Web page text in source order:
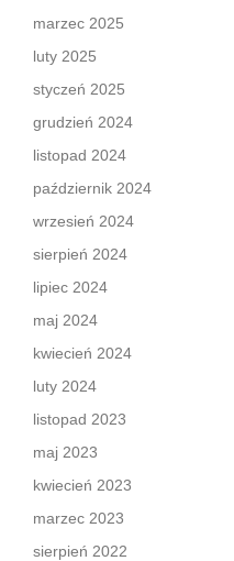
marzec 2025
luty 2025
styczeń 2025
grudzień 2024
listopad 2024
październik 2024
wrzesień 2024
sierpień 2024
lipiec 2024
maj 2024
kwiecień 2024
luty 2024
listopad 2023
maj 2023
kwiecień 2023
marzec 2023
sierpień 2022